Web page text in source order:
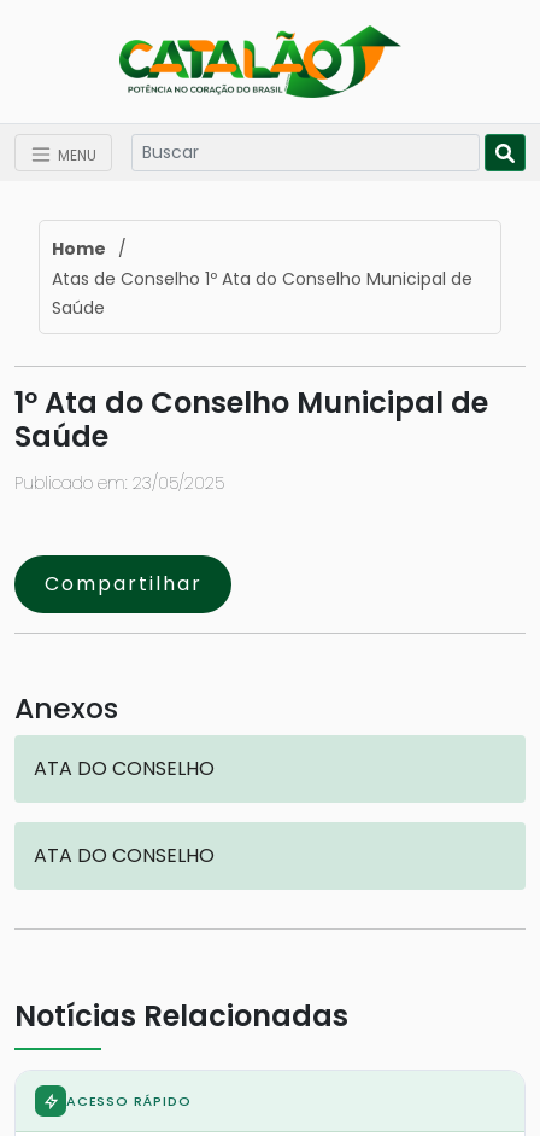
MENU
Home /
Atas de Conselho 1º Ata do Conselho Municipal de
Saúde
1º Ata do Conselho Municipal de
Saúde
Publicado em: 23/05/2025
Compartilhar
Anexos
ATA DO CONSELHO
ATA DO CONSELHO
Notícias Relacionadas
ACESSO RÁPIDO